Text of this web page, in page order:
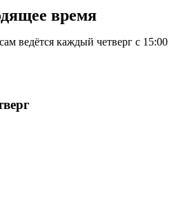
время
ведётся каждый четверг с 15:00